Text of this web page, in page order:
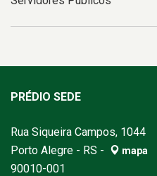
PRÉDIO SEDE
Rua Siqueira Campos, 1044
Porto Alegre - RS -
mapa
90010-001